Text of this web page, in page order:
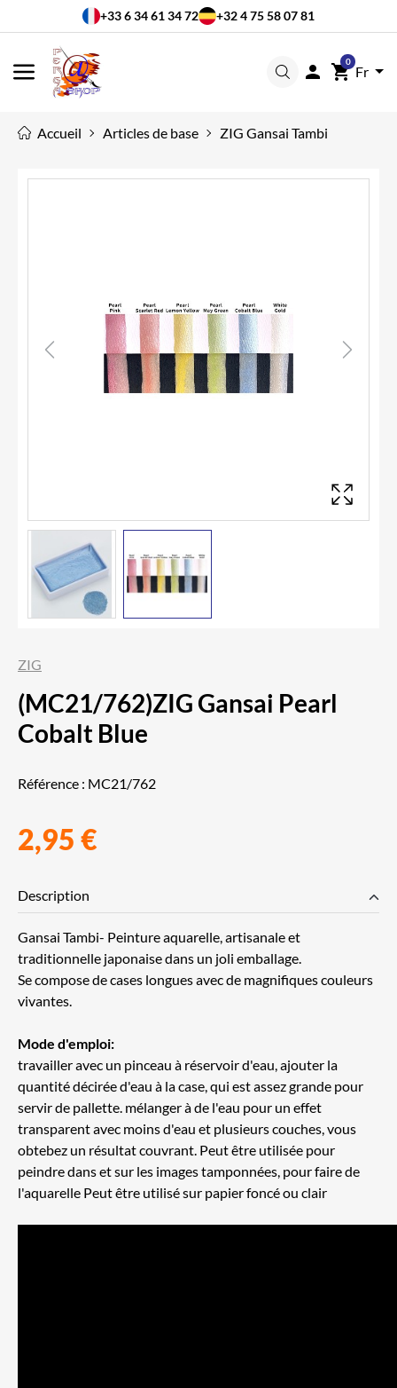
+33 6 34 61 34 72 +32 4 75 58 07 81
MENU
 shopping_cart
0
Fr
Accueil Articles de base ZIG Gansai Tambi
Previous Next
ZIG
(MC21/762)ZIG Gansai Pearl
Cobalt Blue
Référence : MC21/762
2,95 €
Description
Gansai Tambi- Peinture aquarelle, artisanale et
traditionnelle japonaise dans un joli emballage.
Se compose de cases longues avec de magnifiques couleurs
vivantes.
Mode d'emploi:
travailler avec un pinceau à réservoir d'eau, ajouter la
quantité décirée d'eau à la case, qui est assez grande pour
servir de pallette. mélanger à de l'eau pour un effet
transparent avec moins d'eau et plusieurs couches, vous
obtebez un résultat couvrant. Peut être utilisée pour
peindre dans et sur les images tamponnées, pour faire de
l'aquarelle Peut être utilisé sur papier foncé ou clair